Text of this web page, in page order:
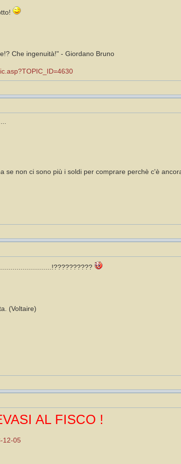
Che ingenuità!" - Giordano Bruno
se non ci sono più i soldi per comprare perchè c'è
(Voltaire)
AL FISCO !
12-05